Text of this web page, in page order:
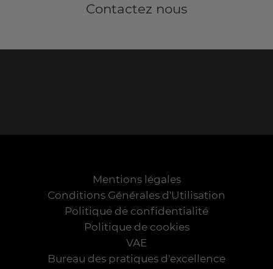
Contactez nous
Mentions légales
Conditions Générales d'Utilisation
Politique de confidentialité
Politique de cookies
VAE
Bureau des pratiques d'excellence